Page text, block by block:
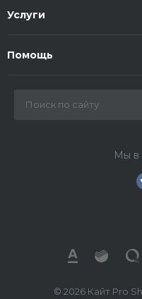
Услуги
Помощь
Мы в
© 2026 Кайт Pro